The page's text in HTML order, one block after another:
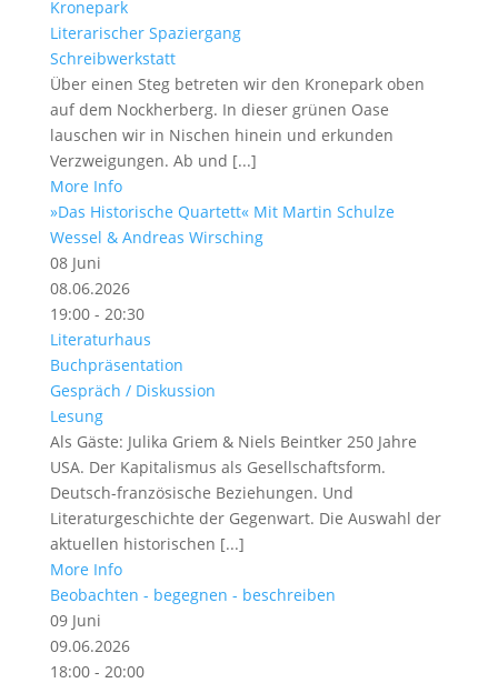
Kronepark
Literarischer Spaziergang
Schreibwerkstatt
Über einen Steg betreten wir den Kronepark oben
auf dem Nockherberg. In dieser grünen Oase
lauschen wir in Nischen hinein und erkunden
Verzweigungen. Ab und [...]
More Info
»Das Historische Quartett« Mit Martin Schulze
Wessel & Andreas Wirsching
08 Juni
08.06.2026
19:00 - 20:30
Literaturhaus
Buchpräsentation
Gespräch / Diskussion
Lesung
Als Gäste: Julika Griem & Niels Beintker 250 Jahre
USA. Der Kapitalismus als Gesellschaftsform.
Deutsch-französische Beziehungen. Und
Literaturgeschichte der Gegenwart. Die Auswahl der
aktuellen historischen [...]
More Info
Beobachten - begegnen - beschreiben
09 Juni
09.06.2026
18:00 - 20:00